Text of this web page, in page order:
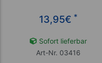
13,95€ *
Sofort lieferbar
Art-Nr. 03416